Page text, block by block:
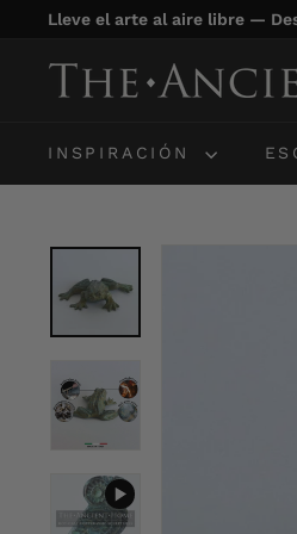
contenido
pausa
Lleve el arte al aire libre —
T
h
e
A
c
n
H
e
INSPIRACIÓN